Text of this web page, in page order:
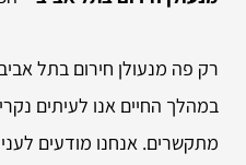
רק פה מנעולן חירום בתל
במהלך החיים אנו לעיתים
מתקשרים. אנחנו מודעים